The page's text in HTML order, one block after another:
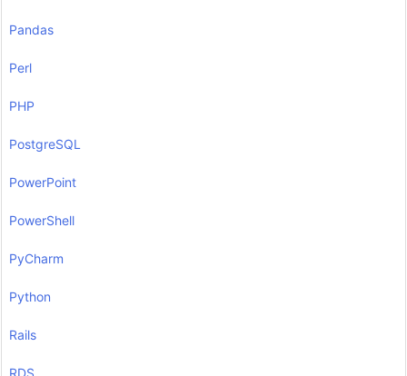
Pandas
Perl
PHP
PostgreSQL
PowerPoint
PowerShell
PyCharm
Python
Rails